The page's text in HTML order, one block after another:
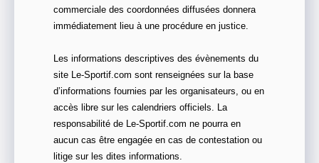
commerciale des coordonnées diffusées donnera
immédiatement lieu à une procédure en justice.
Les informations descriptives des évènements du
site Le-Sportif.com sont renseignées sur la base
d’informations fournies par les organisateurs, ou en
accès libre sur les calendriers officiels. La
responsabilité de Le-Sportif.com ne pourra en
aucun cas être engagée en cas de contestation ou
litige sur les dites informations.